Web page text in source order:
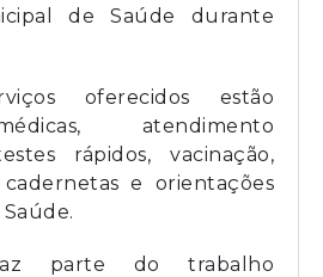
de Saúde durante
oferecidos estão
atendimento
rápidos, vacinação,
e orientações
parte do trabalho